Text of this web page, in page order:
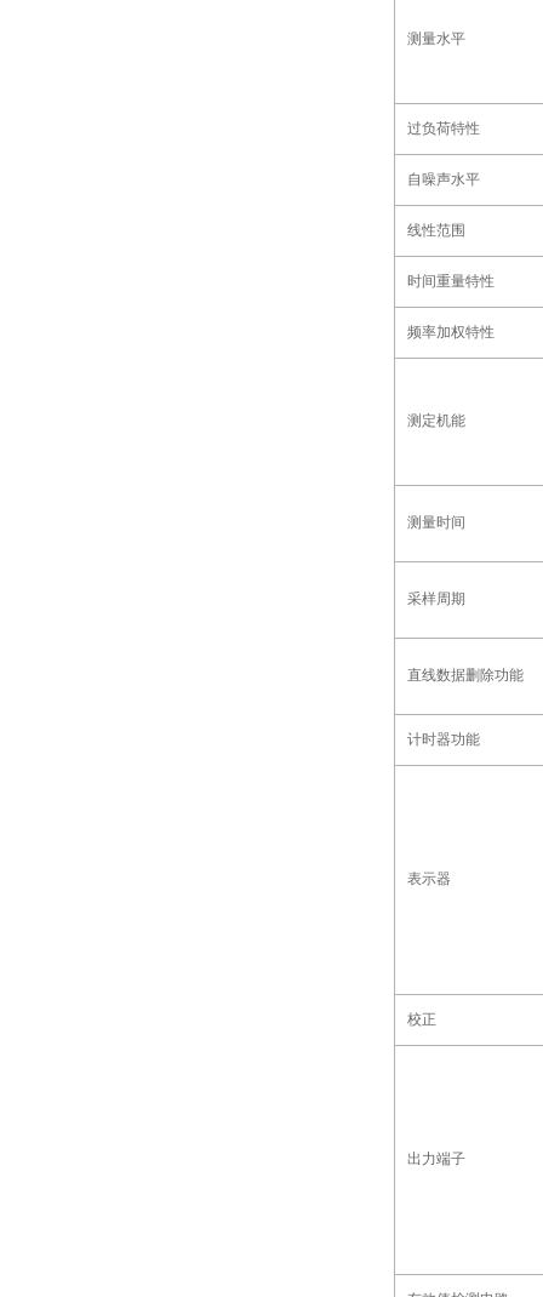
测量水平
过负荷特性
自噪声水平
线性范围
时间重量特性
频率加权特性
测定机能
测量时间
采样周期
直线数据删除功能
计时器功能
表示器
校正
出力端子